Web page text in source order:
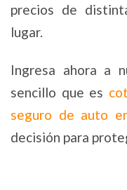
precios de
lugar.
Ingresa ahora a
sencillo que es
seguro de auto
decisión para